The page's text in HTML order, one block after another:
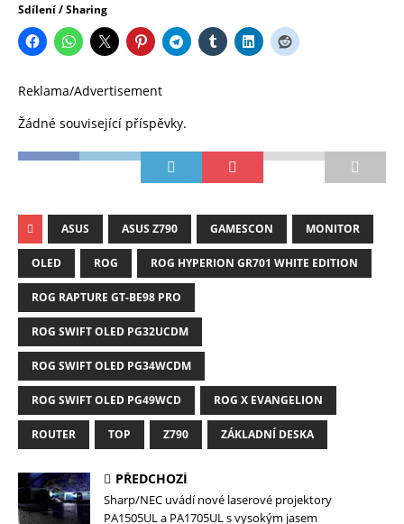
Sdílení / Sharing
Reklama/Advertisement
Žádné související příspěvky.
ASUS ASUS Z790 GAMESCON MONITOR
OLED ROG ROG HYPERION GR701 WHITE EDITION
ROG RAPTURE GT-BE98 PRO
ROG SWIFT OLED PG32UCDM
ROG SWIFT OLED PG34WCDM
ROG SWIFT OLED PG49WCD ROG X EVANGELION
ROUTER TOP Z790 ZÁKLADNÍ DESKA
PŘEDCHOZÍ
Sharp/NEC uvádí nové laserové projektory
PA1505UL a PA1705UL s vysokým jasem